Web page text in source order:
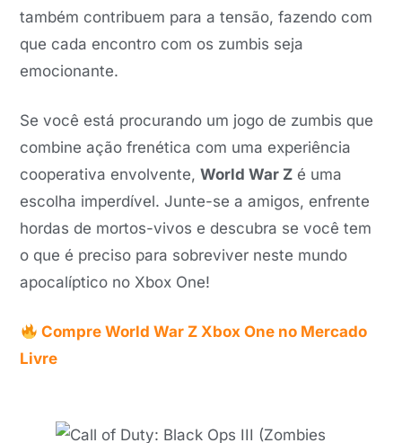
também contribuem para a tensão, fazendo com
que cada encontro com os zumbis seja
emocionante.
Se você está procurando um jogo de zumbis que
combine ação frenética com uma experiência
cooperativa envolvente,World War Z é uma
escolha imperdível. Junte-se a amigos, enfrente
hordas de mortos-vivos e descubra se você tem
o que é preciso para sobreviver neste mundo
apocalíptico no Xbox One!
Compre World War Z Xbox One no Mercado
Livre